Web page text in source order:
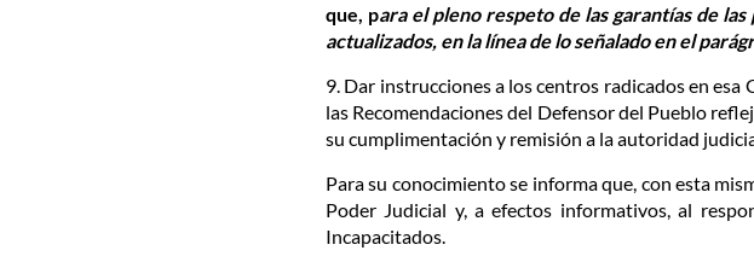
que, para el pleno respeto de las garantías de
actualizados, en la línea de lo señalado en el
9. Dar instrucciones a los centros radicados en
las Recomendaciones del Defensor del Pueblo
su cumplimentación y remisión a la autoridad
Para su conocimiento se informa que, con esta
Poder Judicial y, a efectos informativos, al
Incapacitados.